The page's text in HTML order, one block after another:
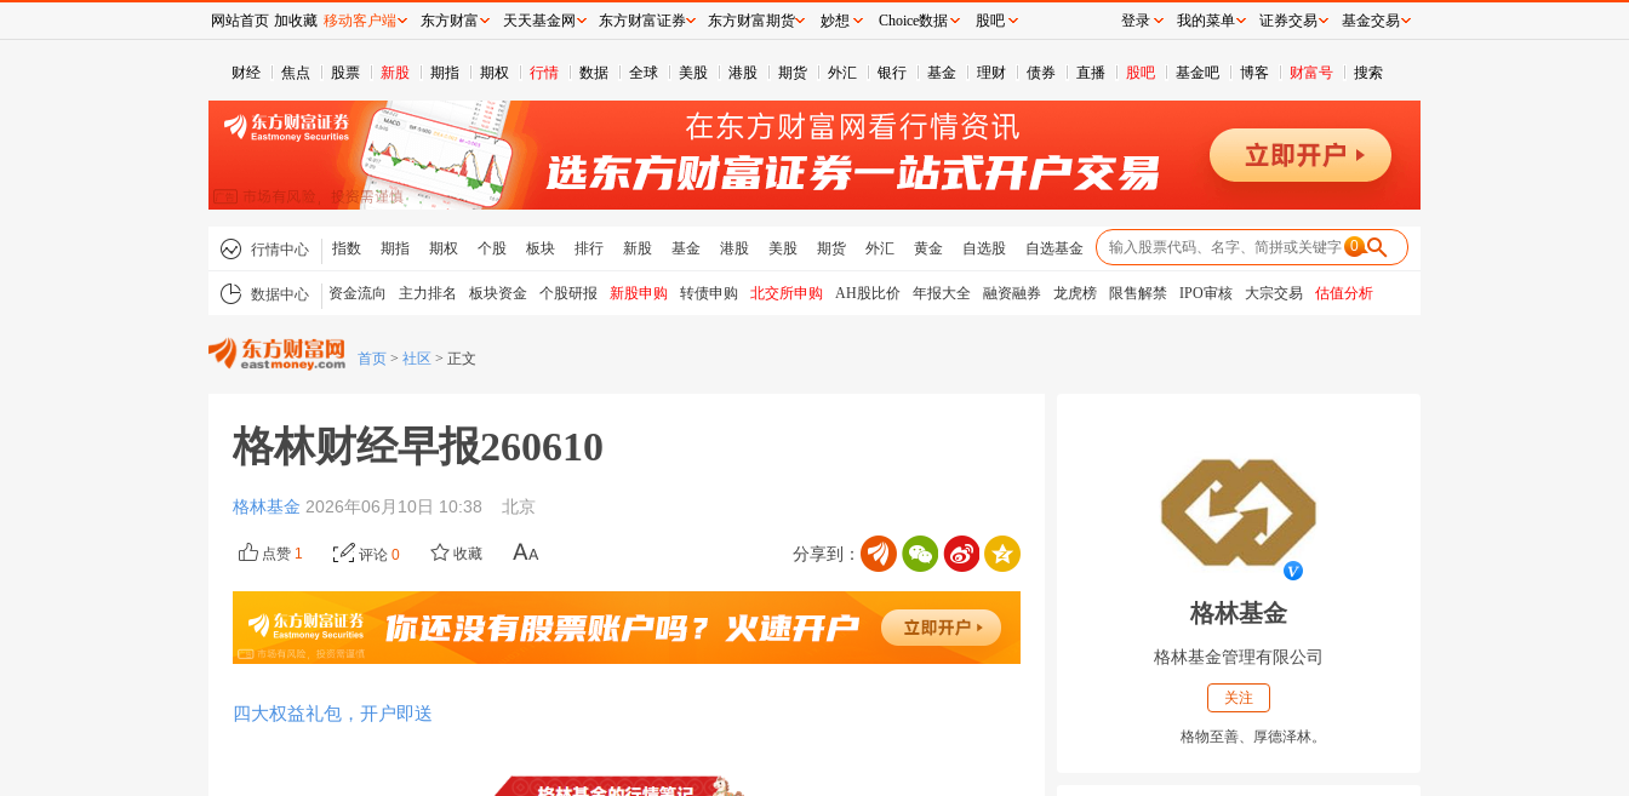
财经 焦点 股票 新股 期指 期权 行情 数据 全球 美股 港股 期货 外汇 银行 基金 理财 债券 直播 股吧 基金吧 博客 财富号 搜索
行情中心 指数 期指 期权 个股 板块 排行 新股 基金 港股 美股 期货 外汇 黄金 自选股 自选基金 0
数据中心 资金流向 主力排名 板块资金 个股研报 新股申购 转债申购 北交所申购 AH股比价 年报大全 融资融券 龙虎榜 限售解禁 IPO审核 大宗交易 估值分析
首页 > 社区 > 正文
格林财经早报260610
格林基金 2026年06月10日 10:38 北京
分享到：
点赞 1 评论 0 收藏
四大权益礼包，开户即送
格林基金
格林基金管理有限公司
关注
格物至善、厚德泽林。
网站首页 加收藏 移动客户端 东方财富 天天基金网 东方财富证券 东方财富期货 妙想 Choice数据 股吧 登录 我的菜单 证券交易 基金交易